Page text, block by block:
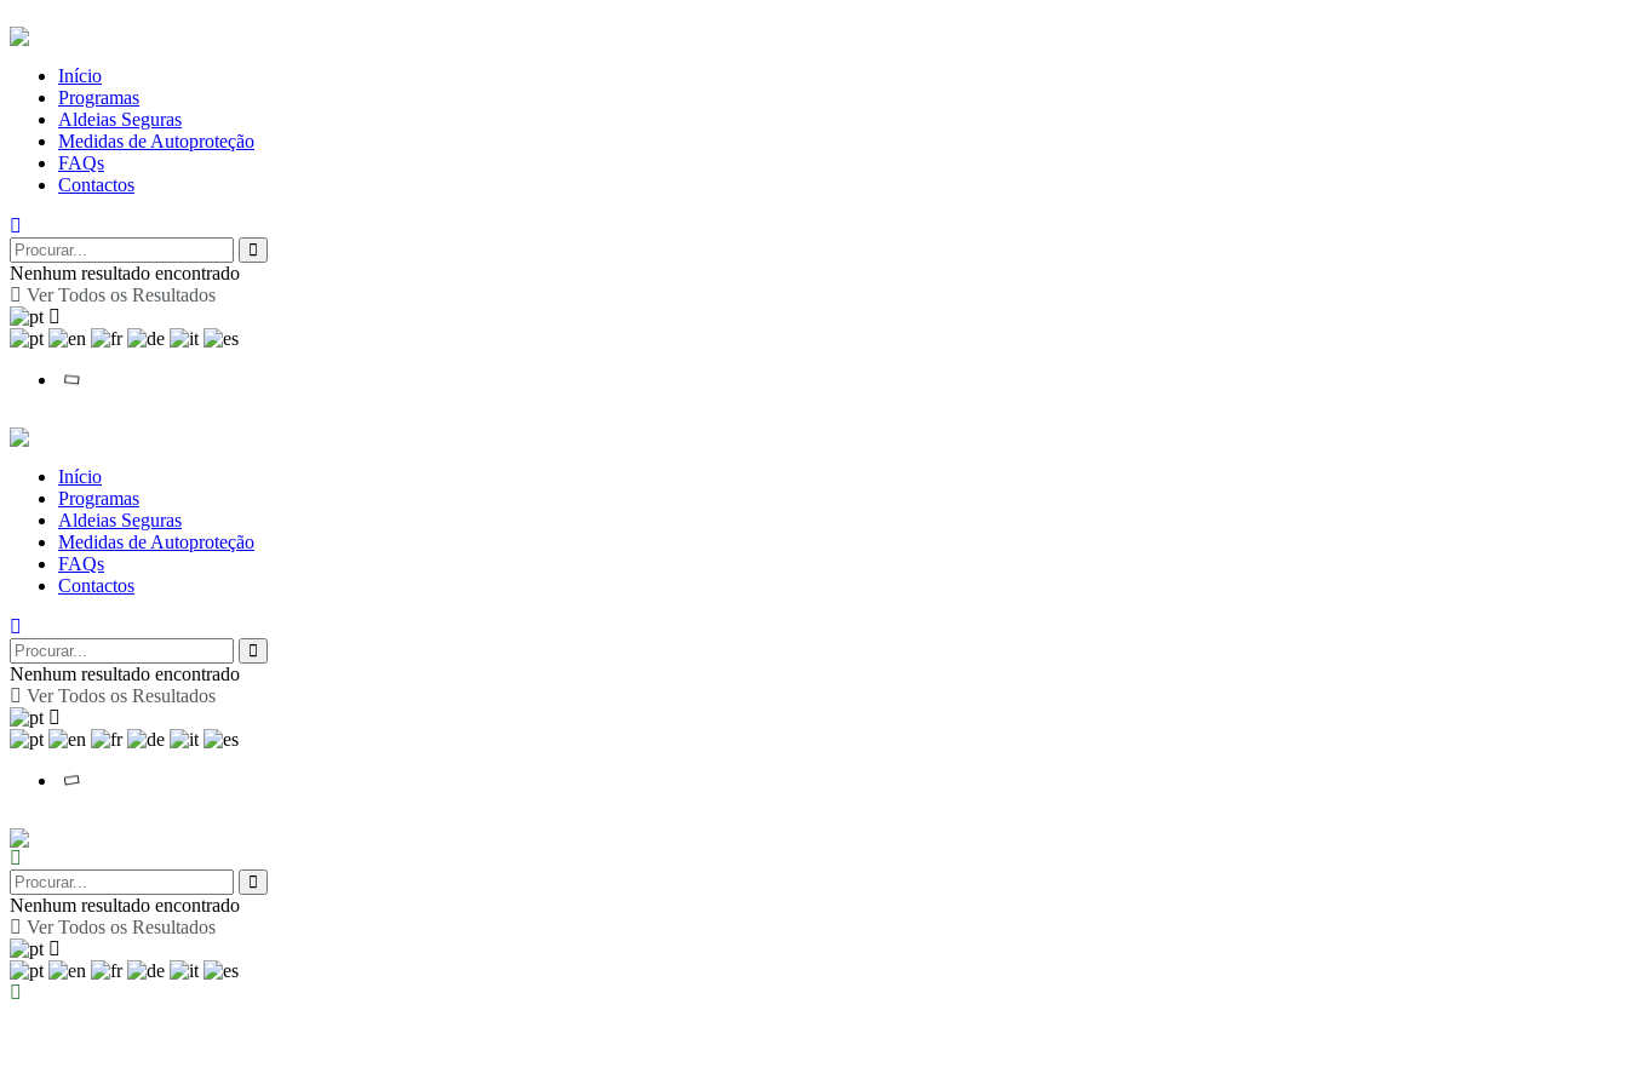
Início
Programas
Aldeias Seguras
Medidas de Autoproteção
FAQs
Contactos
Nenhum resultado encontrado
Ver Todos os Resultados
Início
Programas
Aldeias Seguras
Medidas de Autoproteção
FAQs
Contactos
Nenhum resultado encontrado
Ver Todos os Resultados
Nenhum resultado encontrado
Ver Todos os Resultados